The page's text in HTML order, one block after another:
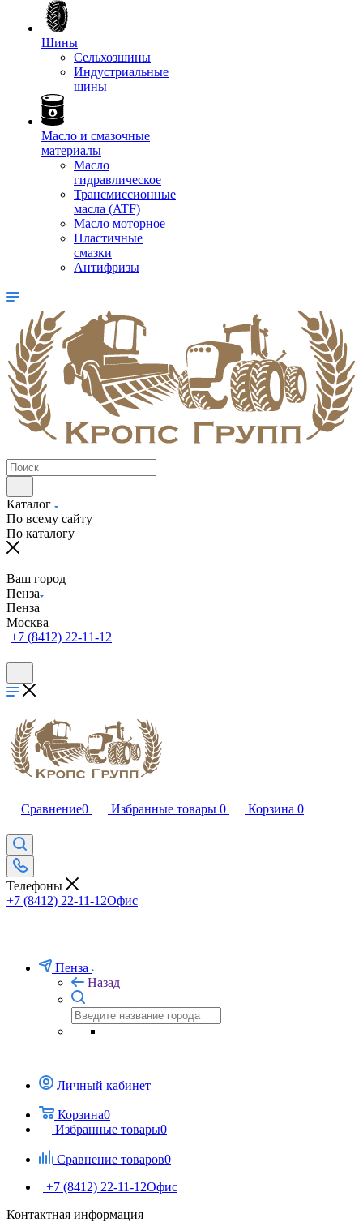
Шины
Сельхозшины
Индустриальные
шины
Масло и смазочные
материалы
Масло
гидравлическое
Трансмиссионные
масла (ATF)
Масло моторное
Пластичные
смазки
Антифризы
Каталог
По всему сайту
По каталогу
Ваш город
Пенза
Пенза
Москва
+7 (8412) 22-11-12
Сравнение0 Избранные товары 0 Корзина 0
Телефоны
+7 (8412) 22-11-12Офис
Пенза
Назад
Личный кабинет
Корзина0
Избранные товары0
Сравнение товаров0
+7 (8412) 22-11-12Офис
Контактная информация